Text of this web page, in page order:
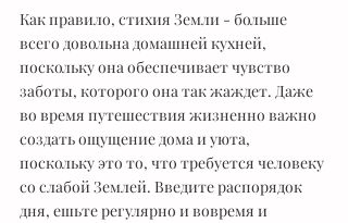
Как правило, стихия Земли - больше
всего довольна домашней кухней,
поскольку она обеспечивает чувство
заботы, которого она так жаждет. Даже
во время путешествия жизненно важно
создать ощущение дома и уюта,
поскольку это то, что требуется человеку
со слабой Землей. Введите распорядок
дня, ешьте регулярно и вовремя и